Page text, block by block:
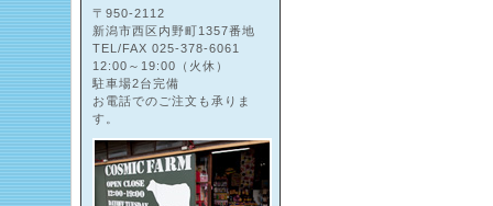
〒950-2112
新潟市西区内野町1357番地
TEL/FAX 025-378-6061
12:00～19:00（火休）
駐車場2台完備
お電話でのご注文も承りま
す。